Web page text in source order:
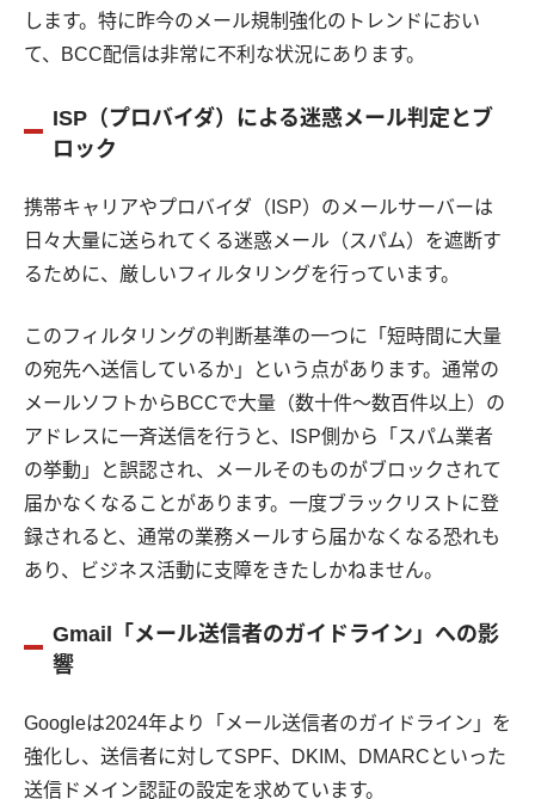
します。特に昨今のメール規制強化のトレンドにおい
て、BCC配信は非常に不利な状況にあります。
ISP（プロバイダ）による迷惑メール判定とブ
ロック
携帯キャリアやプロバイダ（ISP）のメールサーバーは
日々大量に送られてくる迷惑メール（スパム）を遮断す
るために、厳しいフィルタリングを行っています。
このフィルタリングの判断基準の一つに「短時間に大量
の宛先へ送信しているか」という点があります。通常の
メールソフトからBCCで大量（数十件〜数百件以上）の
アドレスに一斉送信を行うと、ISP側から「スパム業者
の挙動」と誤認され、メールそのものがブロックされて
届かなくなることがあります。一度ブラックリストに登
録されると、通常の業務メールすら届かなくなる恐れも
あり、ビジネス活動に支障をきたしかねません。
Gmail「メール送信者のガイドライン」への影
響
Googleは2024年より「メール送信者のガイドライン」を
強化し、送信者に対してSPF、DKIM、DMARCといった
送信ドメイン認証の設定を求めています。